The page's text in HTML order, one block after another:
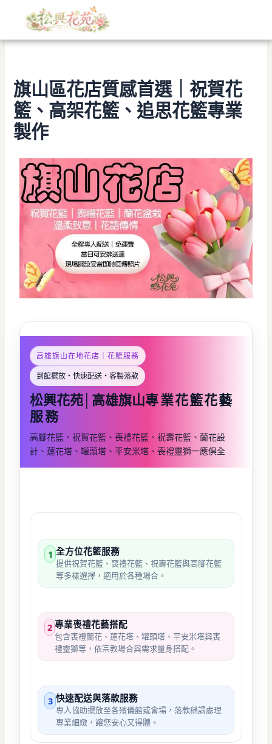
類
旗山區花店質感首選｜祝賀花
籃、高架花籃、追思花籃專業
製作
高雄旗山在地花店｜花籃服務
到館擺放・快速配送・客製落款
松興花苑│高雄旗山專業花籃花藝
服務
高腳花籃、祝賀花籃、喪禮花籃、祝壽花籃、蘭花設
計、蓮花塔、罐頭塔、平安米塔、喪禮靈獅一應俱全
1 全方位花籃服務
提供祝賀花籃、喪禮花籃、祝壽花籃與高腳花籃
等多樣選擇，適用於各種場合。
2 專業喪禮花藝搭配
包含喪禮蘭花、蓮花塔、罐頭塔、平安米塔與喪
禮靈獅等，依宗教場合與需求量身搭配。
3 快速配送與落款服務
專人協助擺放至各殯儀館或會場，落款稱謂處理
專業細緻，讓您安心又得體。